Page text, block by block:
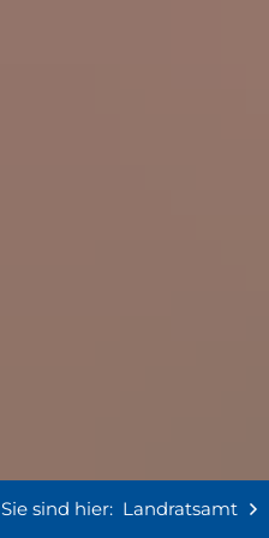
Sie sind hier: Landratsamt